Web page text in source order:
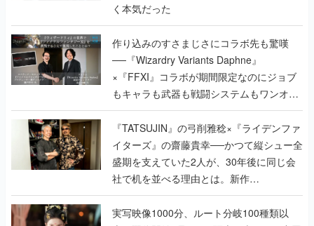
く本気だった
作り込みのすさまじさにコラボ先も驚嘆
──『Wizardry Variants Daphne』
×『FFXI』コラボが期間限定なのにジョブ
もキャラも武器も戦闘システムもワンオフ
で作り込まれた理由を両ディレクターに聞
く
『TATSUJIN』の弓削雅稔×『ライデンファ
イターズ』の齋藤貴幸──かつて縦シュー全
盛期を支えていた2人が、30年後に同じ会
社で机を並べる理由とは。新作
『TATSUJIN EXTREME』で初タッグを組
んだレジェンド2人に訊く開発秘話
実写映像1000分、ルート分岐100種類以